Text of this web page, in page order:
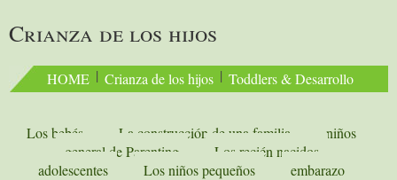
Crianza de los hijos
HOME | Crianza de los hijos | Toddlers & Desarrollo
Los bebés La construcción de una familia
niños
general de Parenting
Los recién nacidos
adolescentes
Los niños pequeños embarazo